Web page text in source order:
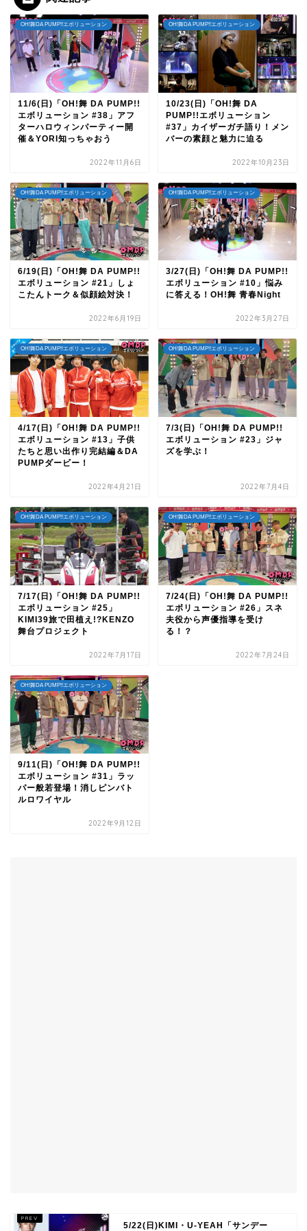
OH!舞DA PUMP!!エボリューション
11/6(日)「OH!舞 DA PUMP!!
エボリューション #38」アフ
ターハロウィンパーティー開
催＆YORI知っちゃおう
2022年11月6日
OH!舞DA PUMP!!エボリューション
10/23(日)「OH!舞 DA
PUMP!!エボリューション
#37」カイザーガチ語り！メン
バーの素顔と魅力に迫る
2022年10月23日
OH!舞DA PUMP!!エボリューション
6/19(日)「OH!舞 DA PUMP!!
エボリューション #21」しょ
こたんトーク＆似顔絵対決！
2022年6月19日
OH!舞DA PUMP!!エボリューション
3/27(日)「OH!舞 DA PUMP!!
エボリューション #10」悩み
に答える！OH!舞 青春Night
2022年3月27日
OH!舞DA PUMP!!エボリューション
4/17(日)「OH!舞 DA PUMP!!
エボリューション #13」子供
たちと思い出作り完結編＆DA
PUMPダービー！
2022年4月21日
OH!舞DA PUMP!!エボリューション
7/3(日)「OH!舞 DA PUMP!!
エボリューション #23」ジャ
ズを学ぶ！
2022年7月4日
OH!舞DA PUMP!!エボリューション
7/17(日)「OH!舞 DA PUMP!!
エボリューション #25」
KIMI39旅で田植え!?KENZO
舞台プロジェクト
2022年7月17日
OH!舞DA PUMP!!エボリューション
7/24(日)「OH!舞 DA PUMP!!
エボリューション #26」スネ
夫役から声優指導を受け
る！？
2022年7月24日
OH!舞DA PUMP!!エボリューション
9/11(日)「OH!舞 DA PUMP!!
エボリューション #31」ラッ
パー般若登場！消しピンバト
ルロワイヤル
2022年9月12日
5/22(日)KIMI・U-YEAH「サンデー